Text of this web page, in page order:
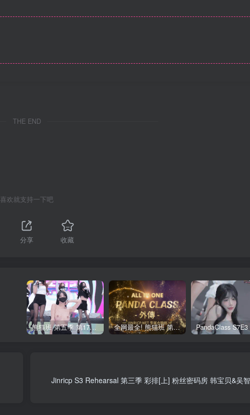
THE END
喜欢就支持一下吧
分享 收藏
熊猫班 第五季 第17期 最终职级赛&完结 全网最全! 熊猫班 第6季 外传 SpinOff 全集 All in one 合集版 中英韩简繁字幕外挂版
Jinricp S3 Rehearsal 第三季 彩排[上] 粉丝密码房 韩宝贝&吴